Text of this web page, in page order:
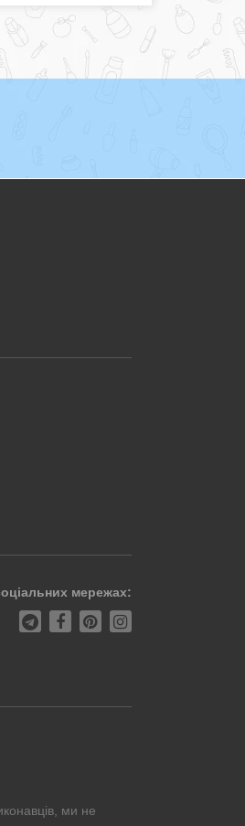
мережах:
ми не